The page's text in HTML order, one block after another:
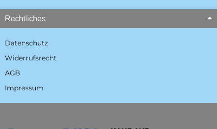
Rechtliches
Datenschutz
Widerrufsrecht
AGB
Impressum